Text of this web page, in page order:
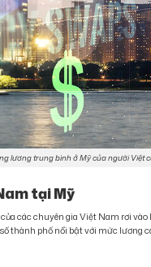
lương trung bình ở Mỹ của người Việt
tại Mỹ
của các chuyên gia Việt Nam rơi
thành phố nổi bật với mức lương